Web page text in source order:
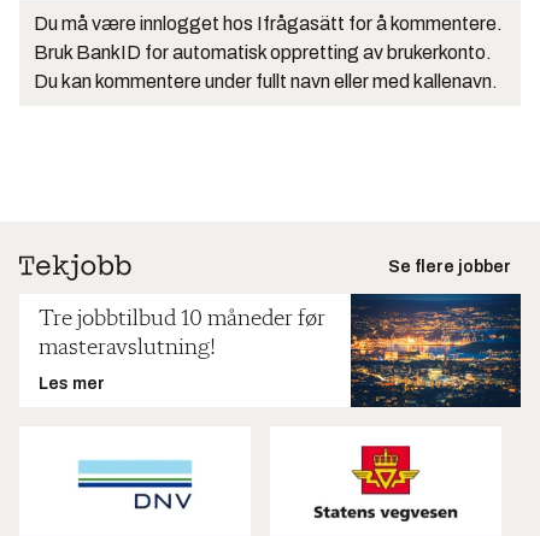
Du må være innlogget hos Ifrågasätt for å kommentere.
Bruk BankID for automatisk oppretting av brukerkonto.
Du kan kommentere under fullt navn eller med kallenavn.
Se flere jobber
Tre jobbtilbud 10 måneder før
masteravslutning!
Les mer